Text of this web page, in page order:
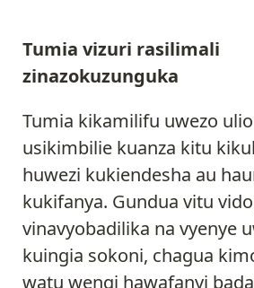
Tumia vizuri rasilimali
zinazokuzunguka
Tumia kikamilifu uwezo
usikimbilie kuanza kitu
huwezi kukiendesha au
kukifanya. Gundua vitu
vinavyobadilika na vyenye
kuingia sokoni, chagua
watu wengi hawafanyi